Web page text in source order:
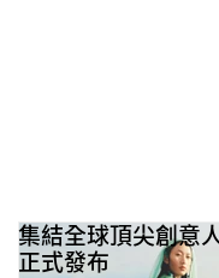
集結全球頂尖創意
正式發布